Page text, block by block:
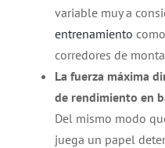
variable muy a
entrenamiento
corredores de
La fuerza máxima
de rendimiento en
Del mismo modo
juega un papel